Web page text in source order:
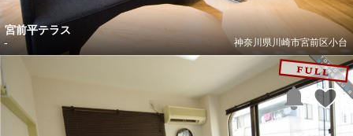
宮前平テラス
神奈川県川崎市宮前区小台
-